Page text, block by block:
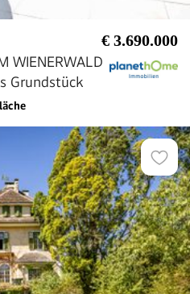
€ 3.690.000
WIENERWALD
Grundstück